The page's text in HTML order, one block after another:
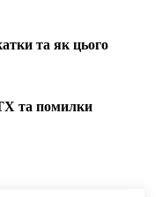
та як цього
та помилки